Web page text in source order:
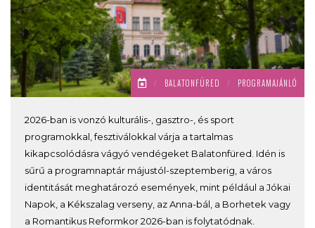
/ BALATONFÜRED / PROGRAMAJÁNLÓ
2026-ban is vonzó kulturális-, gasztro-, és sport
programokkal, fesztiválokkal várja a tartalmas
kikapcsolódásra vágyó vendégeket Balatonfüred. Idén is
sűrű a programnaptár májustól-szeptemberig, a város
identitását meghatározó események, mint például a Jókai
Napok, a Kékszalag verseny, az Anna-bál, a Borhetek vagy
a Romantikus Reformkor 2026-ban is folytatódnak.